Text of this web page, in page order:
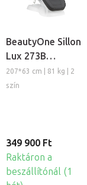
BeautyOne Sillon
Lux 273B
elektromos
kozmetikai
207*63 cm | 81 kg | 2
szín
349 900 Ft
Raktáron a
beszállítónál (1